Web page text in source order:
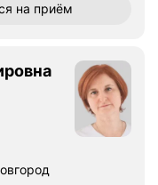
на приём